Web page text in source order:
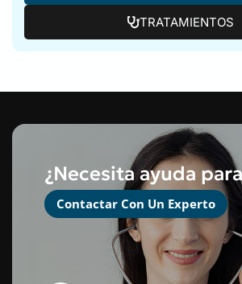
TRATAMIENTOS
¿Necesita ayuda
Contactar Con Un Experto